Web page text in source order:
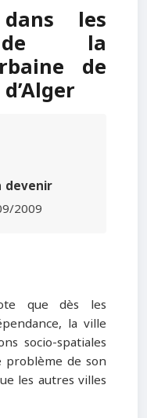
les
de la
de
devenir
2009
que dès les
la ville
socio-spatiales
de son
les autres villes